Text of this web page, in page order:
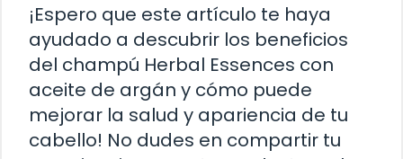
¡Espero que este artículo te haya
ayudado a descubrir los beneficios
del champú Herbal Essences con
aceite de argán y cómo puede
mejorar la salud y apariencia de tu
cabello! No dudes en compartir tu